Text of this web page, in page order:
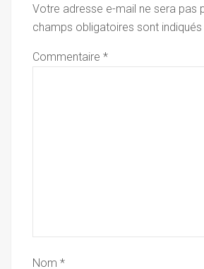
Votre adresse e-mail ne sera pas
champs obligatoires sont
Commentaire *
Nom *